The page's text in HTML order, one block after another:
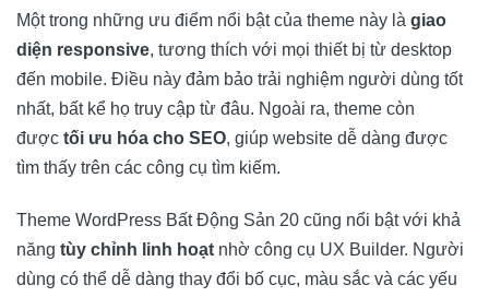
Một trong những ưu điểm nổi bật của theme này là giao
diện responsive, tương thích với mọi thiết bị từ desktop
đến mobile. Điều này đảm bảo trải nghiệm người dùng tốt
nhất, bất kể họ truy cập từ đâu. Ngoài ra, theme còn
được tối ưu hóa cho SEO, giúp website dễ dàng được
tìm thấy trên các công cụ tìm kiếm.
Theme WordPress Bất Động Sản 20 cũng nổi bật với khả
năng tùy chỉnh linh hoạt nhờ công cụ UX Builder. Người
dùng có thể dễ dàng thay đổi bố cục, màu sắc và các yếu